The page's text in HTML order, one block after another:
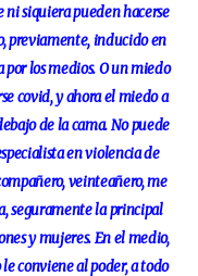
siquiera pueden hacerse
previamente, inducido en
los medios. O un miedo
covid, y ahora el miedo a
de la cama. No puede
en violencia de
veinteañero, me
seguramente la principal
y mujeres. En el medio,
conviene al poder, a todo